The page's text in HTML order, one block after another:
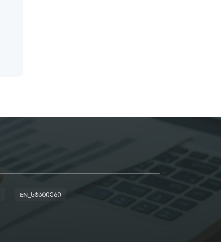
EN_ᲡᲢᲐᲢᲘᲔᲑᲘ